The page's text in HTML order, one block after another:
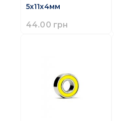
5x11x4мм
44.00 грн